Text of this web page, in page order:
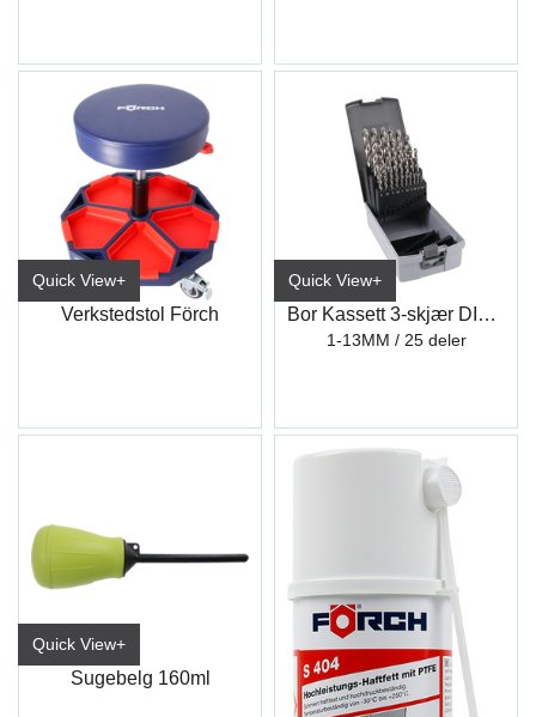
Quick View+
Verkstedstol Förch
Quick View+
Bor Kassett 3-skjær DIN338
1-13MM / 25 deler
Quick View+
Sugebelg 160ml